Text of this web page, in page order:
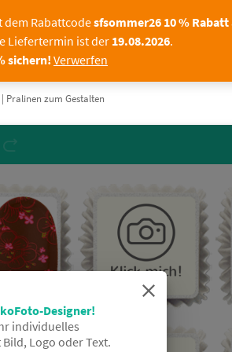
dem Rabattcodesfsommer26 10 %
Liefertermin ist der 19.08.2026.
sichern!Verwerfen
für die kommenden Anlässe. Der nächste
SCHOKOLADE MIT FOTO
Pralinen zum Gestalten
Designer!
individuelles
Logo oder Text.